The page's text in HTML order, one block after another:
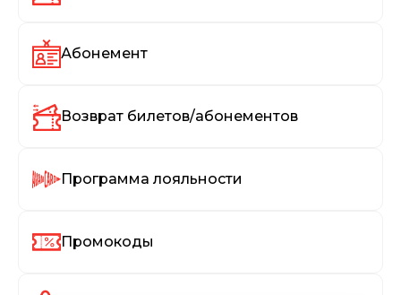
Абонемент
Возврат билетов/абонементов
Программа лояльности
Промокоды